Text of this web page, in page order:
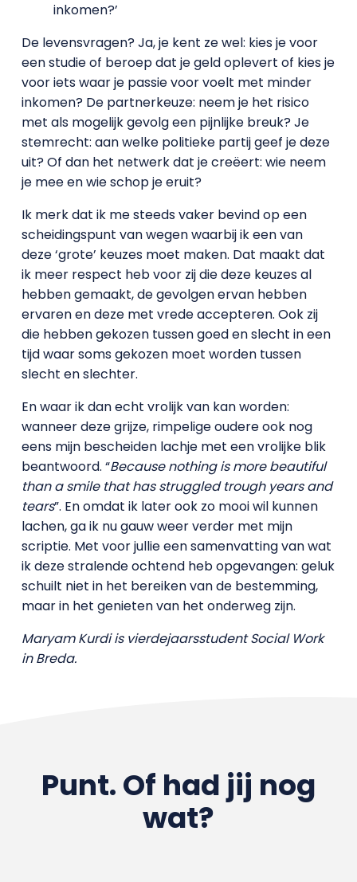
inkomen?’
De levensvragen? Ja, je kent ze wel: kies je voor
een studie of beroep dat je geld oplevert of kies je
voor iets waar je passie voor voelt met minder
inkomen? De partnerkeuze: neem je het risico
met als mogelijk gevolg een pijnlijke breuk? Je
stemrecht: aan welke politieke partij geef je deze
uit? Of dan het netwerk dat je creëert: wie neem
je mee en wie schop je eruit?
Ik merk dat ik me steeds vaker bevind op een
scheidingspunt van wegen waarbij ik een van
deze ‘grote’ keuzes moet maken. Dat maakt dat
ik meer respect heb voor zij die deze keuzes al
hebben gemaakt, de gevolgen ervan hebben
ervaren en deze met vrede accepteren. Ook zij
die hebben gekozen tussen goed en slecht in een
tijd waar soms gekozen moet worden tussen
slecht en slechter.
En waar ik dan echt vrolijk van kan worden:
wanneer deze grijze, rimpelige oudere ook nog
eens mijn bescheiden lachje met een vrolijke blik
beantwoord. “Because nothing is more beautiful
than a smile that has struggled trough years and
tears”. En omdat ik later ook zo mooi wil kunnen
lachen, ga ik nu gauw weer verder met mijn
scriptie. Met voor jullie een samenvatting van wat
ik deze stralende ochtend heb opgevangen: geluk
schuilt niet in het bereiken van de bestemming,
maar in het genieten van het onderweg zijn.
Maryam Kurdi is vierdejaarsstudent Social Work
in Breda.
Punt. Of had jij nog
wat?